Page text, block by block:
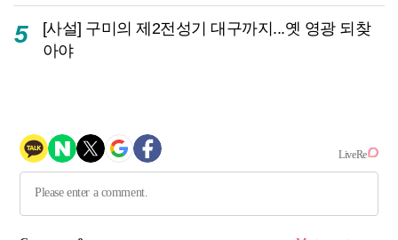
5
[사설] 구미의 제2전성기 대구까지...옛 영광 되찾
아야